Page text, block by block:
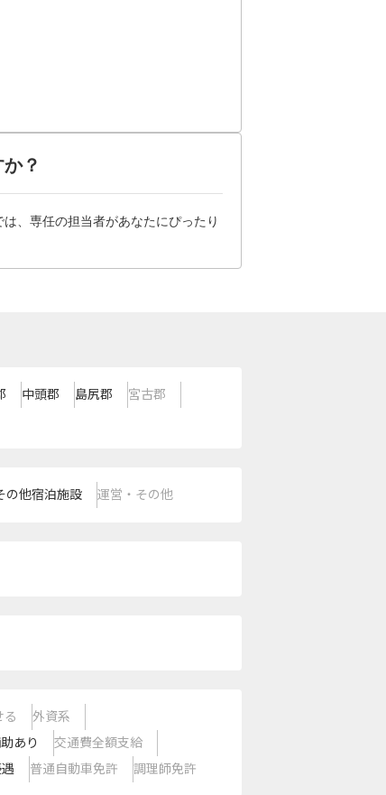
？
、専任の担当者があなたにぴったり
中頭郡 島尻郡
宮古郡
の他宿泊施設 運営・その他
る
外資系
あり
交通費全額支給
普通自動車免許 調理師免許